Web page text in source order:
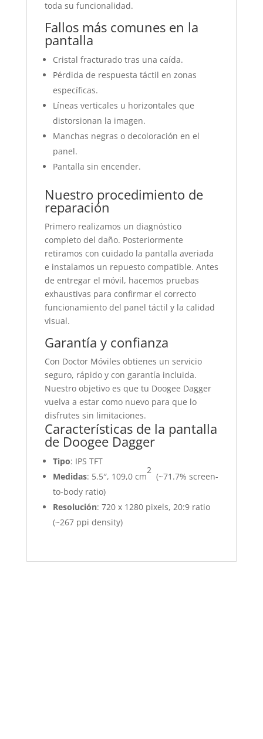
toda su funcionalidad.
Fallos más comunes en la
pantalla
Cristal fracturado tras una caída.
Pérdida de respuesta táctil en zonas
específicas.
Líneas verticales u horizontales que
distorsionan la imagen.
Manchas negras o decoloración en el
panel.
Pantalla sin encender.
Nuestro procedimiento de
reparación
Primero realizamos un diagnóstico
completo del daño. Posteriormente
retiramos con cuidado la pantalla averiada
e instalamos un repuesto compatible. Antes
de entregar el móvil, hacemos pruebas
exhaustivas para confirmar el correcto
funcionamiento del panel táctil y la calidad
visual.
Garantía y confianza
Con Doctor Móviles obtienes un servicio
seguro, rápido y con garantía incluida.
Nuestro objetivo es que tu Doogee Dagger
vuelva a estar como nuevo para que lo
disfrutes sin limitaciones.
Características de la pantalla
de Doogee Dagger
Tipo: IPS TFT
Medidas: 5.5″, 109,0 cm
2
(~71.7% screen-
to-body ratio)
Resolución: 720 x 1280 pixels, 20:9 ratio
(~267 ppi density)